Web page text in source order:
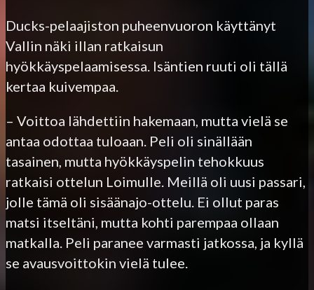
Ducks-pelaajiston puheenvuoron käyttänyt
Vallin näki illan ratkaisun
hyökkäyspelaamisessa. Isäntien ruuti oli tällä
kertaa kuivempaa.
– Voittoa lähdettiin hakemaan, mutta vielä se
antaa odottaa tuloaan. Peli oli sinällään
tasainen, mutta hyökkäyspelin tehokkuus
ratkaisi ottelun Loimulle. Meillä oli uusi passari,
jolle tämä oli sisäänajo-ottelu. Ei ollut paras
matsi itseltäni, mutta kohti parempaa ollaan
matkalla. Peli paranee varmasti jatkossa, ja kyllä
se avausvoittokin vielä tulee.